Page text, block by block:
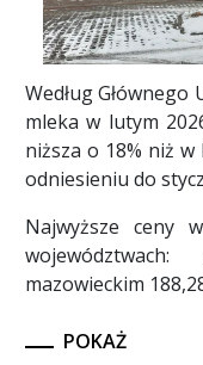
Według
mleka w lutym
niższa o 18% niż
odniesieniu do
Najwyższe ceny
mazowieckim
POKAŻ